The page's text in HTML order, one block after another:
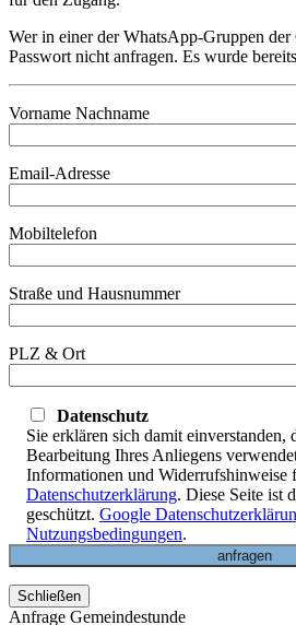
Wer in einer der WhatsApp-Gruppen der
Passwort nicht anfragen. Es wurde
Vorname Nachname
Email-Adresse
Mobiltelefon
Straße und Hausnummer
PLZ & Ort
Datenschutz
Sie erklären sich damit einverstanden,
Bearbeitung Ihres Anliegens
Informationen und Widerrufshinweise
Datenschutzerklärung. Diese Seite ist
geschützt. Google
Nutzungsbedingungen.
Schließen
Anfrage Gemeindestunde